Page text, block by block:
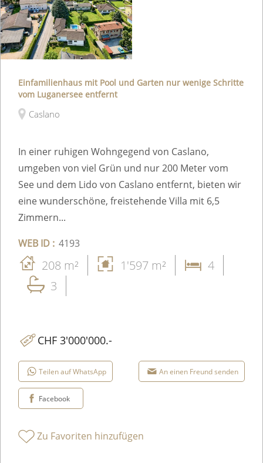
Einfamilienhaus mit Pool und Garten nur wenige Schritte
vom Luganersee entfernt
Caslano
In einer ruhigen Wohngegend von Caslano,
umgeben von viel Grün und nur 200 Meter vom
See und dem Lido von Caslano entfernt, bieten wir
eine wunderschöne, freistehende Villa mit 6,5
Zimmern...
WEB ID : 4193
208 m² 1'597 m²
4
3
CHF 3'000'000.-
Teilen auf WhatsApp An einen Freund senden
Facebook
Zu Favoriten hinzufügen